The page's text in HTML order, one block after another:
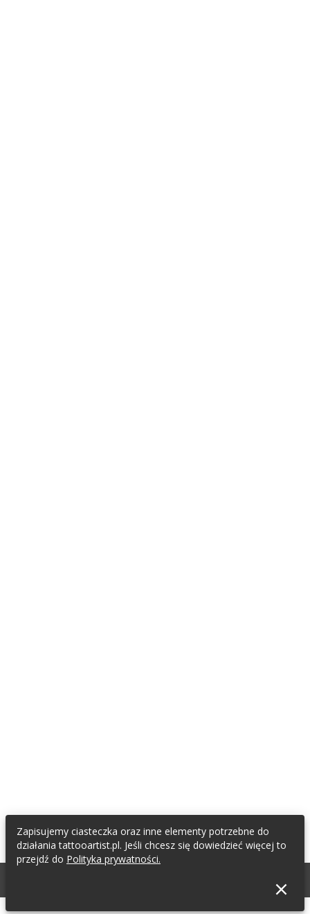
Zapisujemy ciasteczka oraz inne elementy potrzebne do
działania tattooartist.pl. Jeśli chcesz się dowiedzieć więcej to
przejdź do Polityka prywatności.